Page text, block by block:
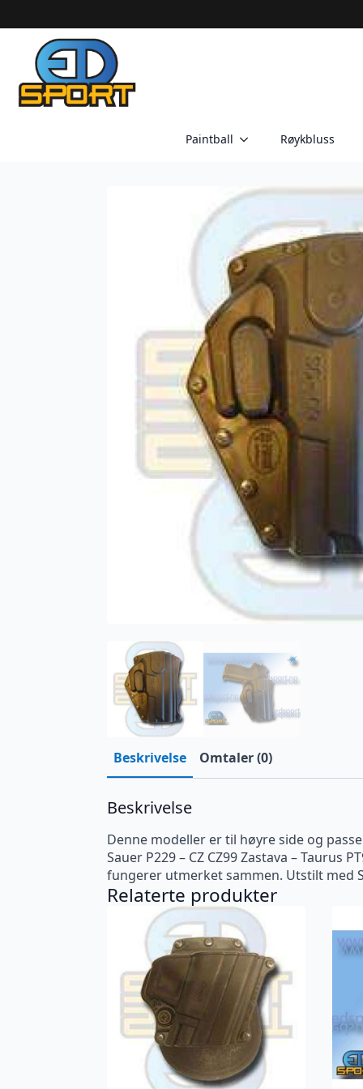
Paintball Røykbluss
Beskrivelse Omtaler (0)
Beskrivelse
Denne modeller er til høyre side og passer
Sauer P229 – CZ CZ99 Zastava –
fungerer utmerket sammen. Utstilt med
Relaterte produkter